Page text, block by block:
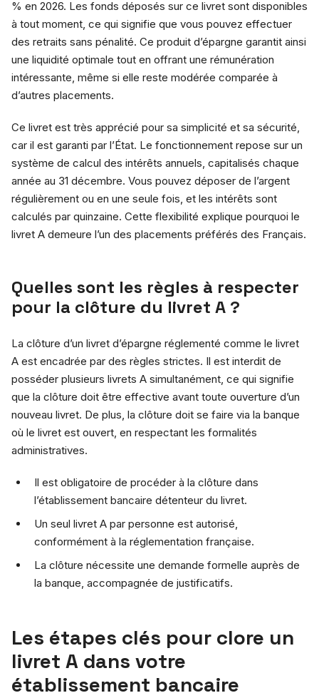
% en 2026. Les fonds déposés sur ce livret sont disponibles
à tout moment, ce qui signifie que vous pouvez effectuer
des retraits sans pénalité. Ce produit d’épargne garantit ainsi
une liquidité optimale tout en offrant une rémunération
intéressante, même si elle reste modérée comparée à
d’autres placements.
Ce livret est très apprécié pour sa simplicité et sa sécurité,
car il est garanti par l’État. Le fonctionnement repose sur un
système de calcul des intérêts annuels, capitalisés chaque
année au 31 décembre. Vous pouvez déposer de l’argent
régulièrement ou en une seule fois, et les intérêts sont
calculés par quinzaine. Cette flexibilité explique pourquoi le
livret A demeure l’un des placements préférés des Français.
Quelles sont les règles à respecter
pour la clôture du livret A ?
La clôture d’un livret d’épargne réglementé comme le livret
A est encadrée par des règles strictes. Il est interdit de
posséder plusieurs livrets A simultanément, ce qui signifie
que la clôture doit être effective avant toute ouverture d’un
nouveau livret. De plus, la clôture doit se faire via la banque
où le livret est ouvert, en respectant les formalités
administratives.
Il est obligatoire de procéder à la clôture dans
l’établissement bancaire détenteur du livret.
Un seul livret A par personne est autorisé,
conformément à la réglementation française.
La clôture nécessite une demande formelle auprès de
la banque, accompagnée de justificatifs.
Les étapes clés pour clore un
livret A dans votre
établissement bancaire